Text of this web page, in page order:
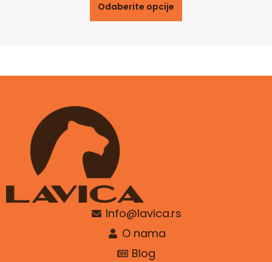
Odaberite opcije
Info@lavica.rs
O nama
Blog